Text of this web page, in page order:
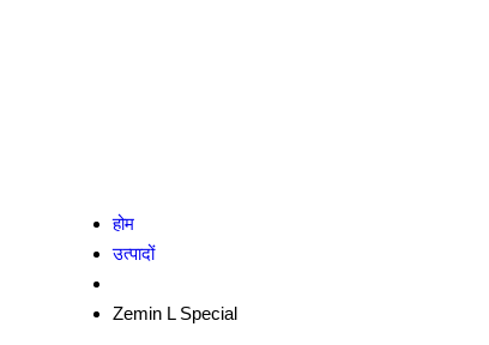
होम
उत्पादों
Zemin L Special